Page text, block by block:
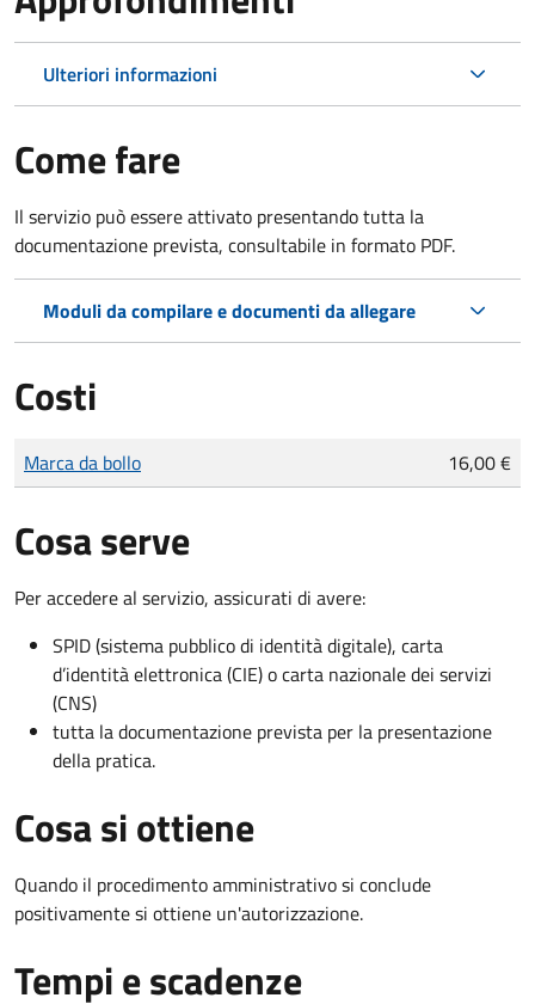
Ulteriori informazioni
Come fare
Il servizio può essere attivato presentando tutta la
documentazione prevista, consultabile in formato PDF.
Moduli da compilare e documenti da allegare
Costi
Tipo di pagamento
Importo
Marca da bollo 16,00 €
Cosa serve
Per accedere al servizio, assicurati di avere:
SPID (sistema pubblico di identità digitale), carta
d’identità elettronica (CIE) o carta nazionale dei servizi
(CNS)
tutta la documentazione prevista per la presentazione
della pratica.
Cosa si ottiene
Quando il procedimento amministrativo si conclude
positivamente si ottiene un'autorizzazione.
Tempi e scadenze